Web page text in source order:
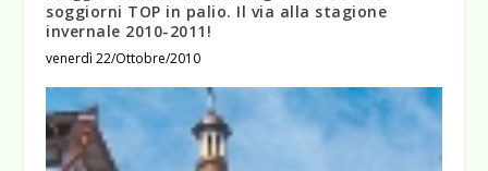
soggiorni TOP in palio. Il via alla stagione
invernale 2010-2011!
venerdì 22/Ottobre/2010